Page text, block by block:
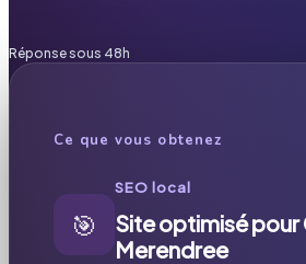
Réponse sous 48h
Ce que vous obtenez
🎯
SEO local
Site optimisé pour
Merendree